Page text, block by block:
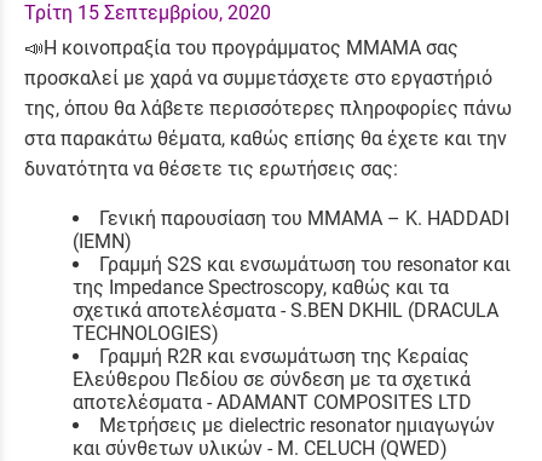
Τρίτη 15 Σεπτεμβρίου, 2020
📣H κοινοπραξία του προγράμματος ΜΜΑΜΑ σας
προσκαλεί με χαρά να συμμετάσχετε στο εργαστήριό
της, όπου θα λάβετε περισσότερες πληροφορίες πάνω
στα παρακάτω θέματα, καθώς επίσης θα έχετε και την
δυνατότητα να θέσετε τις ερωτήσεις σας:
Γενική παρουσίαση του MMAMA – K. HADDADI
(IEMN)
Γραμμή S2S και ενσωμάτωση του resonator και
της Impedance Spectroscopy, καθώς και τα
σχετικά αποτελέσματα - S.BEN DKHIL (DRACULA
TECHNOLOGIES)
Γραμμή R2R και ενσωμάτωση της Κεραίας
Ελεύθερου Πεδίου σε σύνδεση με τα σχετικά
αποτελέσματα - ADAMANT COMPOSITES LTD
Μετρήσεις με dielectric resonator ημιαγωγών
και σύνθετων υλικών - M. CELUCH (QWED)